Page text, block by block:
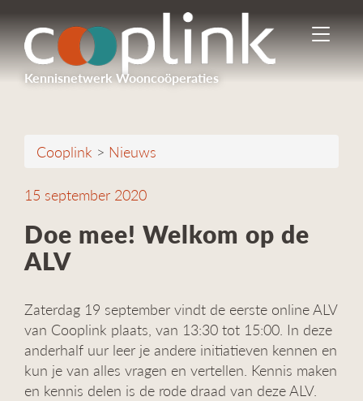
Kennisnetwerk Wooncoöperaties
I
n
-
n
a
i
g
Cooplink > Nieuws
15 september 2020
Doe mee! Welkom op de
ALV
Zaterdag 19 september vindt de eerste online ALV
van Cooplink plaats, van 13:30 tot 15:00. In deze
anderhalf uur leer je andere initiatieven kennen en
kun je van alles vragen en vertellen. Kennis maken
en kennis delen is de rode draad van deze ALV.